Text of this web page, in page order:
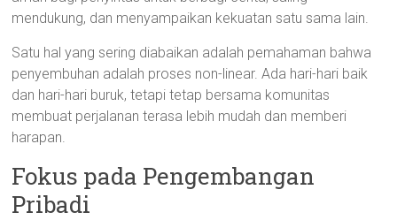
mendukung, dan menyampaikan kekuatan satu sama lain.
Satu hal yang sering diabaikan adalah pemahaman bahwa
penyembuhan adalah proses non-linear. Ada hari-hari baik
dan hari-hari buruk, tetapi tetap bersama komunitas
membuat perjalanan terasa lebih mudah dan memberi
harapan.
Fokus pada Pengembangan
Pribadi